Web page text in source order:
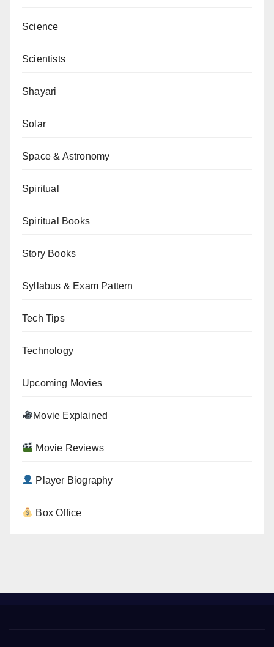
Science
Scientists
Shayari
Solar
Space & Astronomy
Spiritual
Spiritual Books
Story Books
Syllabus & Exam Pattern
Tech Tips
Technology
Upcoming Movies
Movie Explained
Movie Reviews
Player Biography
Box Office